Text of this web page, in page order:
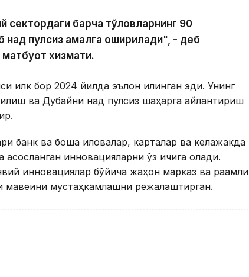
сектордаги барча тўловларнинг 90
нақд пулсиз амалга оширилади", - деб
хизмати.
илк бор 2024 йилда эълон қилинган эди. Унинг
ва Дубайни нақд пулсиз шаҳарга айлантириш
банк ва бошқа иловалар, карталар ва келажакда
асосланган инновацияларни ўз ичига олади.
инновациялар бўйича жаҳон марказ ва рақамли
мавқеини мустаҳкамлашни режалаштирган.